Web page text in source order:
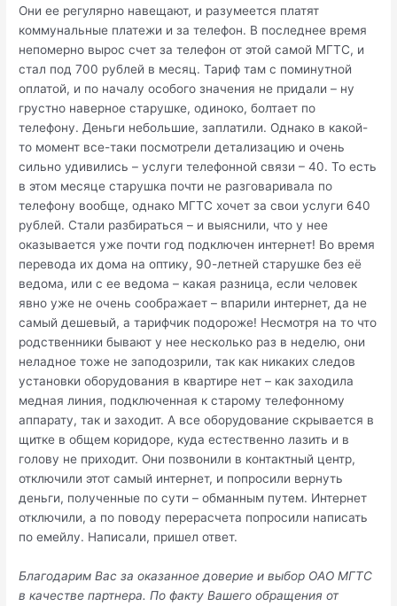
Они ее регулярно навещают, и разумеется платят
коммунальные платежи и за телефон. В последнее время
непомерно вырос счет за телефон от этой самой МГТС, и
стал под 700 рублей в месяц. Тариф там с поминутной
оплатой, и по началу особого значения не придали – ну
грустно наверное старушке, одиноко, болтает по
телефону. Деньги небольшие, заплатили. Однако в какой-
то момент все-таки посмотрели детализацию и очень
сильно удивились – услуги телефонной связи – 40. То есть
в этом месяце старушка почти не разговаривала по
телефону вообще, однако МГТС хочет за свои услуги 640
рублей. Стали разбираться – и выяснили, что у нее
оказывается уже почти год подключен интернет! Во время
перевода их дома на оптику, 90-летней старушке без её
ведома, или с ее ведома – какая разница, если человек
явно уже не очень соображает – впарили интернет, да не
самый дешевый, а тарифчик подороже! Несмотря на то что
родственники бывают у нее несколько раз в неделю, они
неладное тоже не заподозрили, так как никаких следов
установки оборудования в квартире нет – как заходила
медная линия, подключенная к старому телефонному
аппарату, так и заходит. А все оборудование скрывается в
щитке в общем коридоре, куда естественно лазить и в
голову не приходит. Они позвонили в контактный центр,
отключили этот самый интернет, и попросили вернуть
деньги, полученные по сути – обманным путем. Интернет
отключили, а по поводу перерасчета попросили написать
по емейлу. Написали, пришел ответ.
Благодарим Вас за оказанное доверие и выбор ОАО МГТС
в качестве партнера. По факту Вашего обращения от